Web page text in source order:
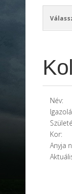
Név:
Kor:
Anyja